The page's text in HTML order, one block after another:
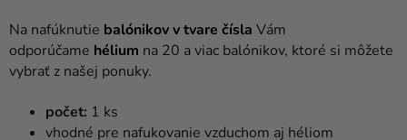
Na nafúknutie balónikov v tvare čísla Vám
odporúčame hélium na 20 a viac balónikov, ktoré si môžete
vybrať z našej ponuky.
počet: 1 ks
vhodné pre nafukovanie vzduchom aj héliom